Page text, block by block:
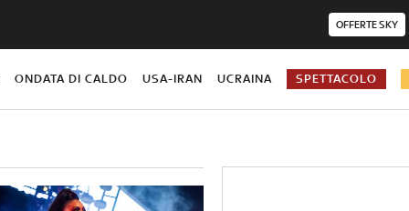
OFFERTE SKY
ONDATA DI CALDO USA-IRAN UCRAINA SPETTACOLO